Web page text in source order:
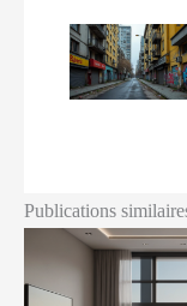
Publications